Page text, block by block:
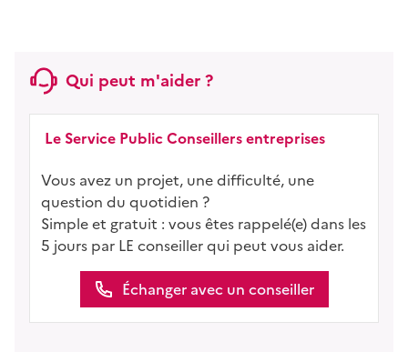
Qui peut m'aider ?
Le Service Public Conseillers entreprises
Vous avez un projet, une difficulté, une
question du quotidien ?
Simple et gratuit : vous êtes rappelé(e) dans les
5 jours par LE conseiller qui peut vous aider.
Échanger avec un conseiller